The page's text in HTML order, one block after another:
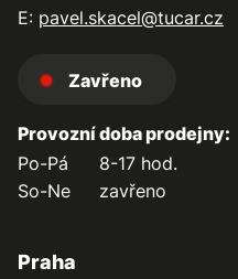
E: pavel.skacel@tucar.cz
Zavřeno
Provozní doba prodejny:
Po-Pá
8-17 hod.
So-Ne
zavřeno
Praha